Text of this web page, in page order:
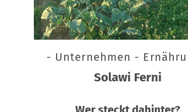
- Unternehmen -
Solawi Ferni